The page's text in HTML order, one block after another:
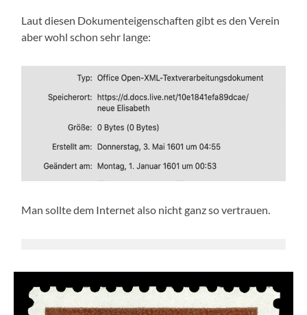
Laut diesen Dokumenteigenschaften gibt es den Verein
aber wohl schon sehr lange:
Man sollte dem Internet also nicht ganz so vertrauen.